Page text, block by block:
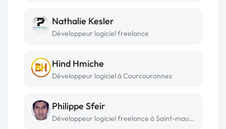
Nathalie Kesler
Développeur logiciel freelance
Hind Hmiche
Développeur logiciel à Courcouronnes
Philippe Sfeir
Développeur logiciel freelance à Saint-maur-des-fossés